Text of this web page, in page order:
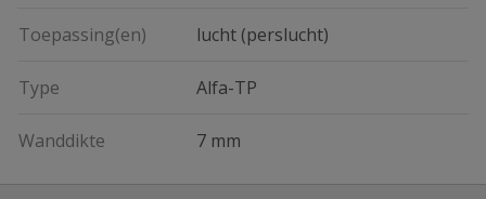
Toepassing(en) lucht (perslucht)
Type Alfa-TP
Wanddikte 7 mm